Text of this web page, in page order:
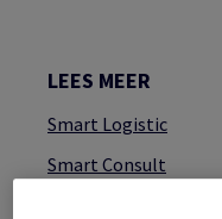
LEES MEER
Smart Logistic
Smart Consult